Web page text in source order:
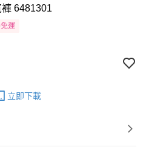
6481301
運
立即下載